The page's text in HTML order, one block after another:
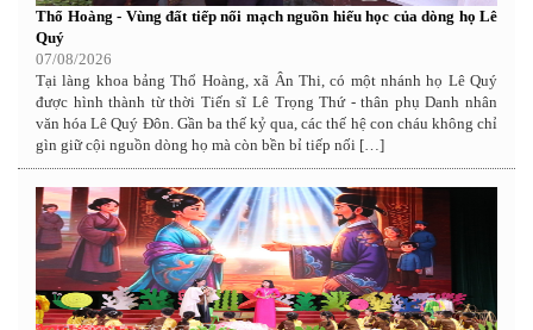
Thổ Hoàng - Vùng đất tiếp nối mạch nguồn hiếu học của dòng họ Lê
Quý
07/08/2026
Tại làng khoa bảng Thổ Hoàng, xã Ân Thi, có một nhánh họ Lê Quý
được hình thành từ thời Tiến sĩ Lê Trọng Thứ - thân phụ Danh nhân
văn hóa Lê Quý Đôn. Gần ba thế kỷ qua, các thế hệ con cháu không chỉ
gìn giữ cội nguồn dòng họ mà còn bền bỉ tiếp nối […]